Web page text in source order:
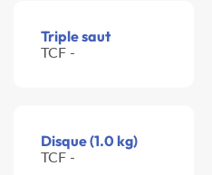
Triple saut
TCF -
Disque (1.0 kg)
TCF -